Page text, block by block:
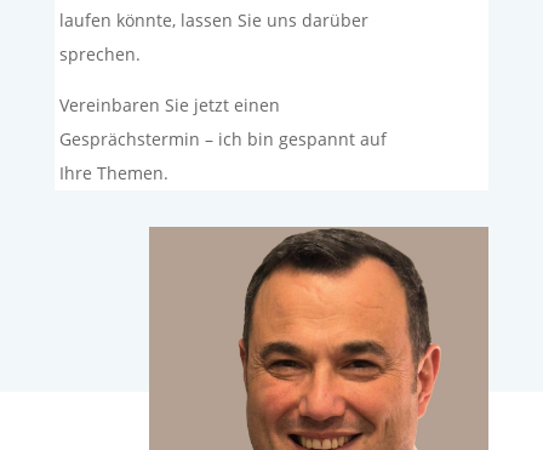
laufen könnte, lassen Sie uns darüber
sprechen.
Vereinbaren Sie jetzt einen
Gesprächstermin – ich bin gespannt auf
Ihre Themen.